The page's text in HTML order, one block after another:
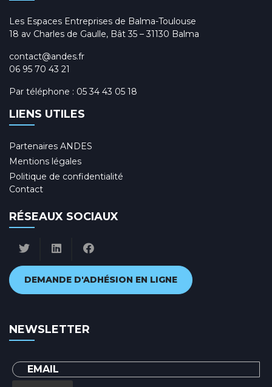
Les Espaces Entreprises de Balma-Toulouse
18 av Charles de Gaulle, Bât 35 – 31130 Balma
contact@andes.fr
06 95 70 43 21
Par téléphone : 05 34 43 05 18
LIENS UTILES
Partenaires ANDES
Mentions légales
Politique de confidentialité
Contact
RÉSEAUX SOCIAUX
DEMANDE D'ADHÉSION EN LIGNE
NEWSLETTER